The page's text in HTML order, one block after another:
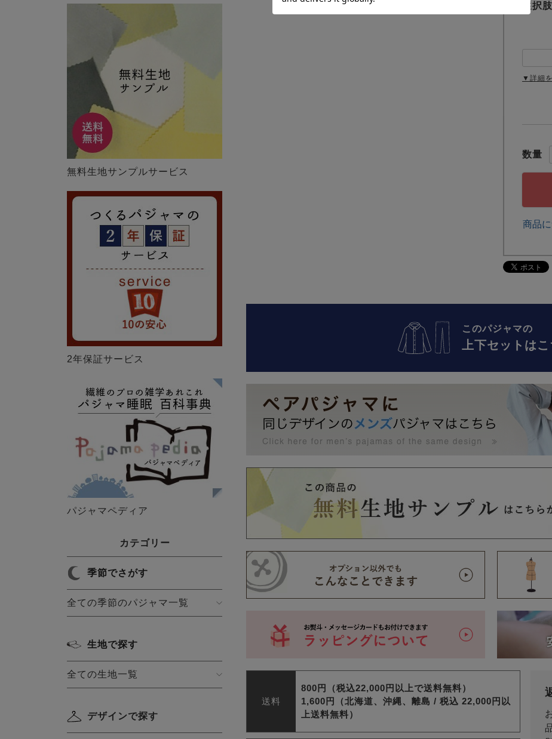
無料生地サンプルサービス
2年保証サービス
パジャマペディア
カテゴリー
季節でさがす
全ての季節のパジャマ一覧
生地で探す
全ての生地一覧
デザインで探す
選択
▼詳細
商品
このパジャマの
上下セットは
送料
800円（税込22,000円以上で送料無料）
1,600円（北海道、沖縄、離島 /税込 22,000円以
上送料無料）